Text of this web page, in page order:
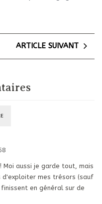
ARTICLE SUIVANT
Moi aussi je garde tout, mais
d'exploiter mes trésors (sauf
en général sur de